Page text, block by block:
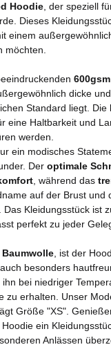
Hoodie , der speziell
Dieses
einem
möchten.
dicke
Standard liegt. Die
eine Haltbarkeit und
werden.
ein modisches
Der optimale
, während das
auf der Brust und
Das Kleidungsstück ist
perfekt zu jeder
Baumwolle , ist der
besonders
bei niedriger
zu erhalten. Unser
Größe "XS".
ein
Anlässen